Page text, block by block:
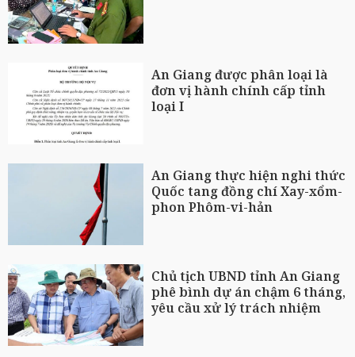
An Giang được phân loại là
đơn vị hành chính cấp tỉnh
loại I
An Giang thực hiện nghi thức
Quốc tang đồng chí Xay-xổm-
phon Phôm-vi-hản
Chủ tịch UBND tỉnh An Giang
phê bình dự án chậm 6 tháng,
yêu cầu xử lý trách nhiệm